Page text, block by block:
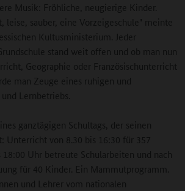
Musik: Fröhliche, neugierige Kinder.
leise, sauber, eine Vorzeigeschule" meinte
Kultusministerium. Jeder
stand weit offen und ob man nun
Geographie oder Französischunterricht
man Zeuge eines ruhigen und
Lernbetriebs.
ganztägigen Schultags, der seinen
Unterricht von 8.30 bis 16:30 für 357
18:00 Uhr betreute Schularbeiten und nach
für 40 Kinder. Ein Mammutprogramm.
und Lehrer vom nationalen